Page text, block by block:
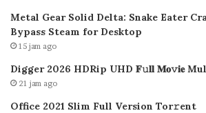
Metal Gear Solid Delta: Snake Eater
Bypass Steam for Desktop
15 jam ago
Digger 2026 HDRip UHD 𝐅𝚞𝐥𝐥 𝐌𝐨𝚟𝐢𝐞
21 jam ago
Office 2021 Slim Full Version Tor𝚛ent